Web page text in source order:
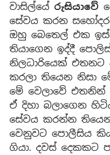
වාසිල්යේ රුසියාවේ
සේවය කරන
ඔහු බෙතෙල් එක
තියාගෙන ඉද්දී
නිලධාරියෙක්
කරලා තියෙන නිසා
මේ වෙලාවේ
ඒ දිහා බලාගෙන
සේවය කරන්න
වෙනුවට පොලීසිය
ගියා. දවස් දෙකකට